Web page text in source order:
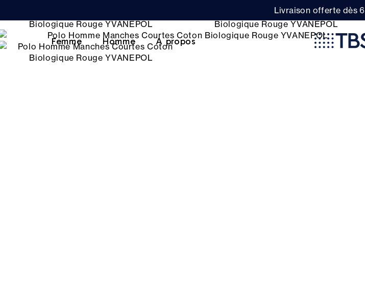
Livraison offerte dès
Femme Homme A propos